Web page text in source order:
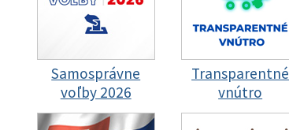
Samosprávne
voľby 2026
Transparentné
vnútro